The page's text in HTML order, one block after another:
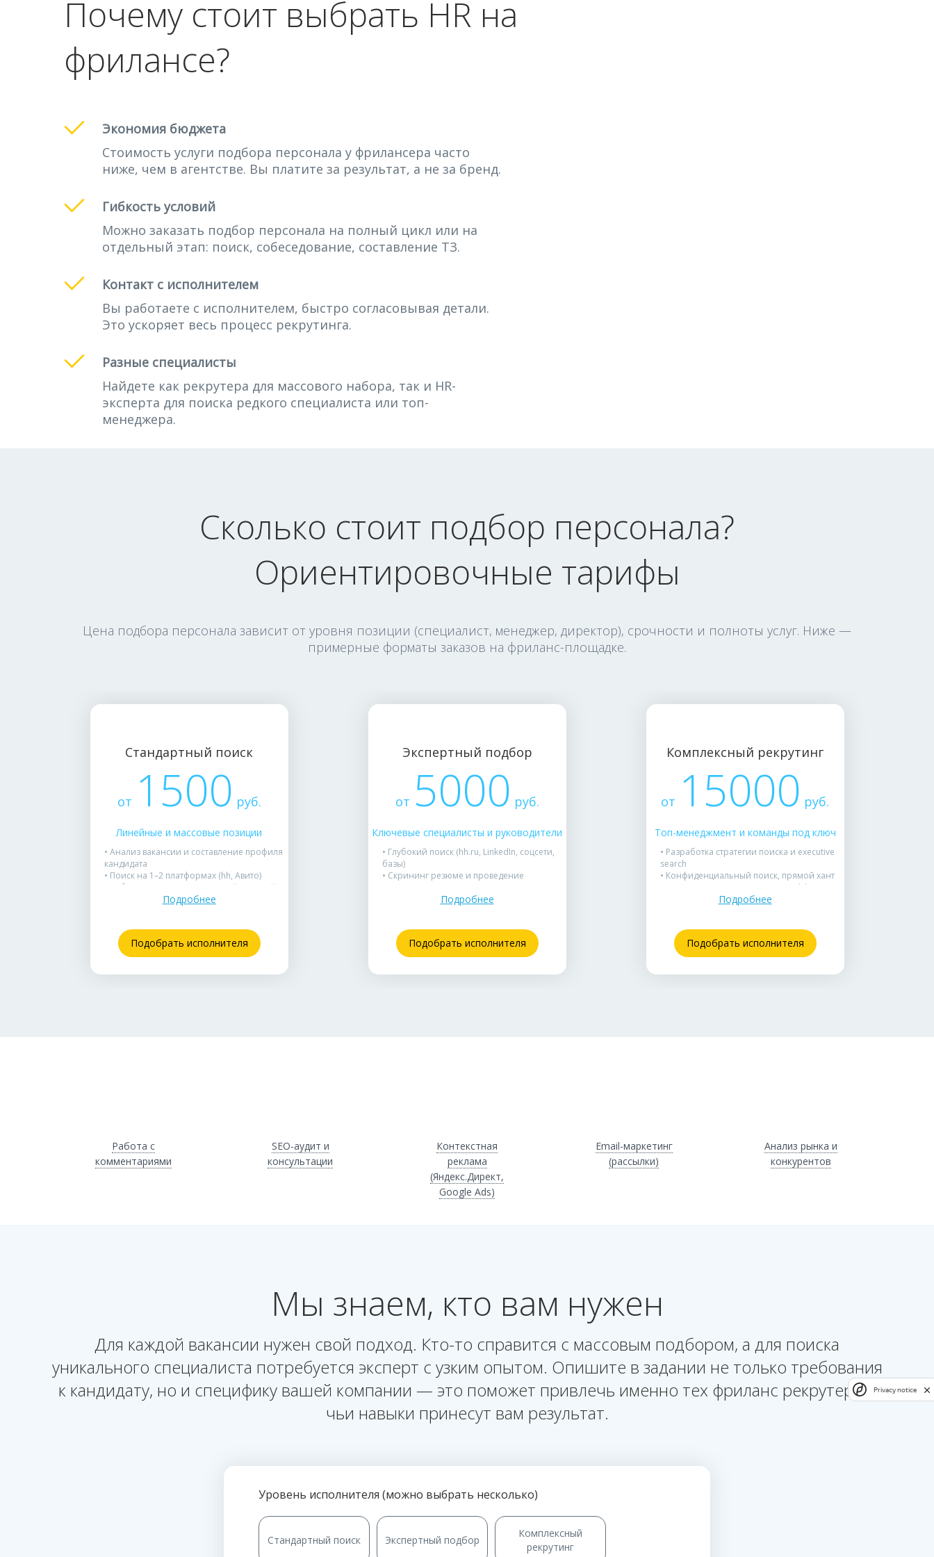
Почему стоит выбрать HR на
фрилансе?
Экономия бюджета
Стоимость услуги подбора персонала у фрилансера часто
ниже, чем в агентстве. Вы платите за результат, а не за бренд.
Гибкость условий
Можно заказать подбор персонала на полный цикл или на
отдельный этап: поиск, собеседование, составление ТЗ.
Контакт с исполнителем
Вы работаете с исполнителем, быстро согласовывая детали.
Это ускоряет весь процесс рекрутинга.
Разные специалисты
Найдете как рекрутера для массового набора, так и HR-
эксперта для поиска редкого специалиста или топ-
менеджера.
Сколько стоит подбор персонала?
Ориентировочные тарифы
Цена подбора персонала зависит от уровня позиции (специалист, менеджер, директор), срочности и полноты услуг. Ниже —
примерные форматы заказов на фриланс-площадке.
Стандартный поиск
от 1500 руб.
Линейные и массовые позиции
• Анализ вакансии и составление профиля
кандидата
• Поиск на 1–2 платформах (hh, Авито)
• Отбор до 10 резюме с краткой оценкой
• Проведение собеседований, обратная
Подробнее
Подобрать исполнителя
Экспертный подбор
от 5000 руб.
Ключевые специалисты и руководители
• Глубокий поиск (hh.ru, LinkedIn, соцсети,
базы)
• Скрининг резюме и проведение
• Оценка hard и soft skills (тесты, кейсы)
Подробнее
Подобрать исполнителя
Комплексный рекрутинг
от 15000 руб.
Топ-менеджмент и команды под ключ
• Разработка стратегии поиска и executive
search
• Конфиденциальный поиск, прямой хант
• Полное сопровождение — от оффера до
Подробнее
Подобрать исполнителя
Работа с
комментариями
SEO-аудит и
консультации
Контекстная
реклама
(Яндекс.Директ,
Google Ads)
Email-маркетинг
(рассылки)
Анализ рынка и
конкурентов
Мы знаем, кто вам нужен
Для каждой вакансии нужен свой подход. Кто-то справится с массовым подбором, а для поиска
уникального специалиста потребуется эксперт с узким опытом. Опишите в задании не только требования
к кандидату, но и специфику вашей компании — это поможет привлечь именно тех фриланс рекрутеров,
чьи навыки принесут вам результат.
Уровень исполнителя (можно выбрать несколько)
Стандартный поиск Экспертный подбор
Комплексный
рекрутинг
Privacy notice